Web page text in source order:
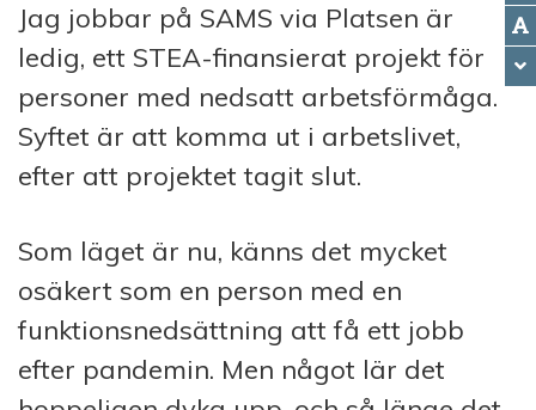
Jag jobbar på SAMS via Platsen är
ledig, ett STEA-finansierat projekt för
personer med nedsatt arbetsförmåga.
Syftet är att komma ut i arbetslivet,
efter att projektet tagit slut.
Som läget är nu, känns det mycket
osäkert som en person med en
funktionsnedsättning att få ett jobb
efter pandemin. Men något lär det